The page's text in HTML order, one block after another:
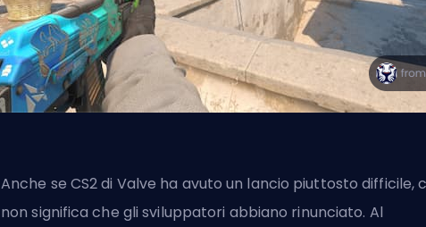
Anche se CS2 di Valve ha avuto un lancio piuttosto difficile,
non significa che gli sviluppatori abbiano rinunciato. Al